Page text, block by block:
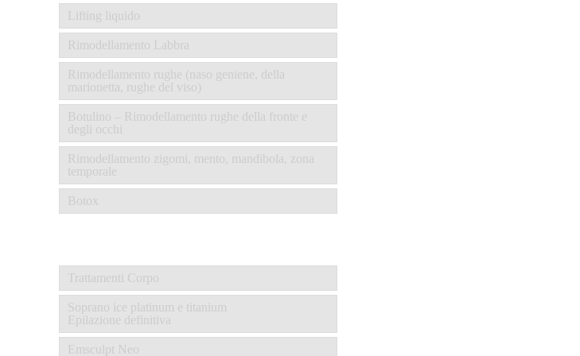
Lifting liquido
Rimodellamento Labbra
Rimodellamento rughe (naso geniene, della
marionetta, rughe del viso)
Botulino – Rimodellamento rughe della fronte e
degli occhi
Rimodellamento zigomi, mento, mandibola, zona
temporale
Botox
Trattamenti Corpo
Soprano ice platinum e titanium
Epilazione definitiva
Emsculpt Neo